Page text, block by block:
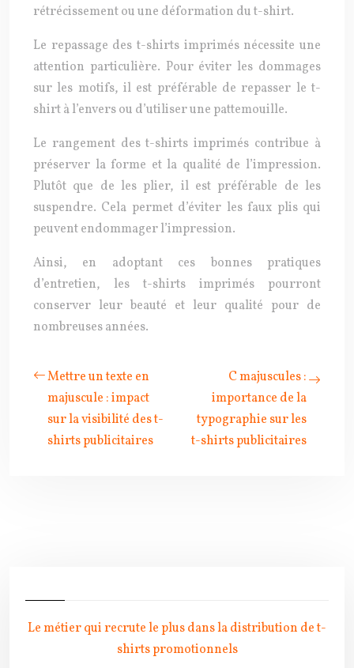
rétrécissement ou une déformation du t-shirt.
Le repassage des t-shirts imprimés nécessite une
attention particulière. Pour éviter les dommages
sur les motifs, il est préférable de repasser le t-
shirt à l’envers ou d’utiliser une pattemouille.
Le rangement des t-shirts imprimés contribue à
préserver la forme et la qualité de l’impression.
Plutôt que de les plier, il est préférable de les
suspendre. Cela permet d’éviter les faux plis qui
peuvent endommager l’impression.
Ainsi, en adoptant ces bonnes pratiques
d’entretien, les t-shirts imprimés pourront
conserver leur beauté et leur qualité pour de
nombreuses années.
Mettre un texte en
majuscule : impact
sur la visibilité des t-
shirts publicitaires
C majuscules :
importance de la
typographie sur les
t-shirts publicitaires
Le métier qui recrute le plus dans la distribution de t-
shirts promotionnels